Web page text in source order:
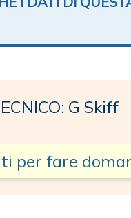
G Skiff
per fare